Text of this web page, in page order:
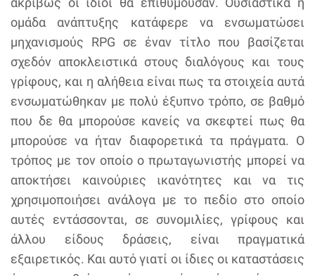
ομάδα ανάπτυξης κατάφερε να ενσωματώσει
μηχανισμούς RPG σε έναν τίτλο που βασίζεται
σχεδόν αποκλειστικά στους διαλόγους και τους
γρίφους, και η αλήθεια είναι πως τα στοιχεία αυτά
ενσωματώθηκαν με πολύ έξυπνο τρόπο, σε βαθμό
που δε θα μπορούσε κανείς να σκεφτεί πως θα
μπορούσε να ήταν διαφορετικά τα πράγματα. Ο
τρόπος με τον οποίο ο πρωταγωνιστής μπορεί να
αποκτήσει καινούριες ικανότητες και να τις
χρησιμοποιήσει ανάλογα με το πεδίο στο οποίο
αυτές εντάσσονται, σε συνομιλίες, γρίφους και
άλλου είδους δράσεις, είναι πραγματικά
εξαιρετικός. Και αυτό γιατί οι ίδιες οι καταστάσεις